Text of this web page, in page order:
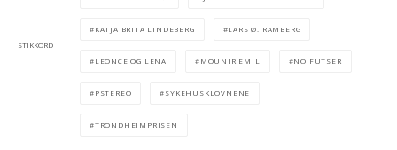
STIKKORD
KATJA BRITA LINDEBERG LARS Ø. RAMBERG
LEONCE OG LENA MOUNIR EMIL NO FUTSER
PSTEREO SYKEHUSKLOVNENE
TRONDHEIMPRISEN